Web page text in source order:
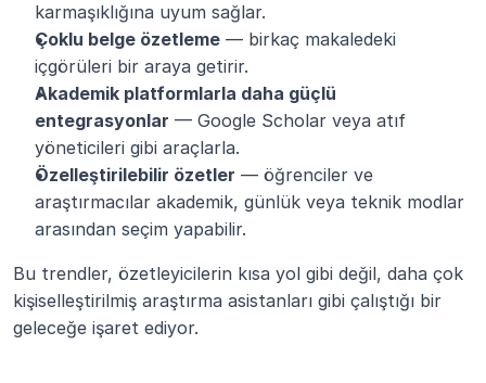
karmaşıklığına uyum sağlar.
Çoklu belge özetleme — birkaç makaledeki
içgörüleri bir araya getirir.
Akademik platformlarla daha güçlü
entegrasyonlar — Google Scholar veya atıf
yöneticileri gibi araçlarla.
Özelleştirilebilir özetler — öğrenciler ve
araştırmacılar akademik, günlük veya teknik modlar
arasından seçim yapabilir.
Bu trendler, özetleyicilerin kısa yol gibi değil, daha çok
kişiselleştirilmiş araştırma asistanları gibi çalıştığı bir
geleceğe işaret ediyor.